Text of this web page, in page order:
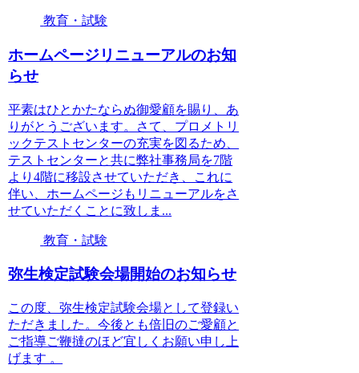
教育・試験
ホームページリニューアルのお知
らせ
平素はひとかたならぬ御愛顧を賜り、あ
りがとうございます。さて、プロメトリ
ックテストセンターの充実を図るため、
テストセンターと共に弊社事務局を7階
より4階に移設させていただき、これに
伴い、ホームページもリニューアルをさ
せていただくことに致しま...
教育・試験
弥生検定試験会場開始のお知らせ
この度、弥生検定試験会場として登録い
ただきました。今後とも倍旧のご愛顧と
ご指導ご鞭撻のほど宜しくお願い申し上
げます 。